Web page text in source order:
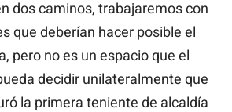
dos caminos, trabajaremos con
que deberían hacer posible el
pero no es un espacio que el
decidir unilateralmente que
la primera teniente de alcaldía